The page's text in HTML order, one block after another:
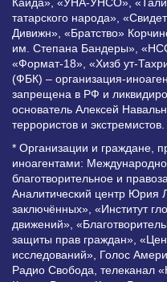
татарского народа»,
Дивижн», «Братство»
им. Степана Бандеры»,
«Формат-18», «Хизб ут-
(ФБК) – организация-
запрещена в РФ и
основатель Алексей
террористов и экстремистов.
* Организации и граждане,
иноагентами:
благотворительное и
Аналитический центр Юрия
заключённых», «Институт
движений»,
защиты прав граждан»,
исследований», Голос
Радио Свобода, телеканал